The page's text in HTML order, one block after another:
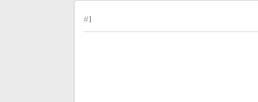
#1